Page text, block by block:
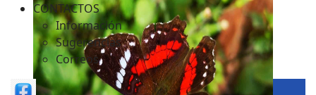
CONTACTOS
Información
Sugerencias
Correos